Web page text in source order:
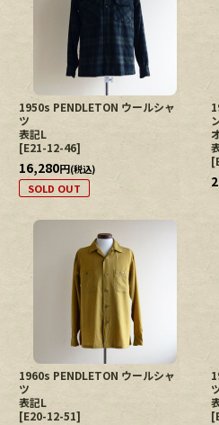
1950s PENDLETON ウールシャ
ツ
表記L
[E21-12-46]
16,280円(税込)
SOLD OUT
[
1960s PENDLETON ウールシャ
ツ
表記L
[E20-12-51]
[